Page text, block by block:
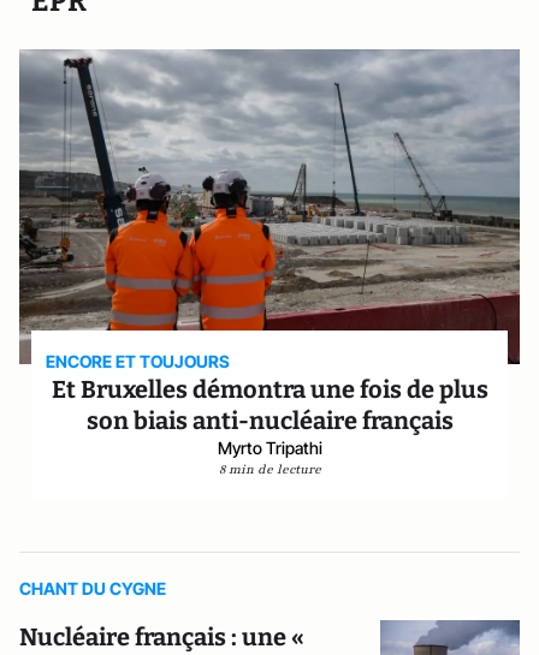
ENCORE ET TOUJOURS
Et Bruxelles démontra une fois de plus
son biais anti-nucléaire français
Myrto Tripathi
8 min de lecture
CHANT DU CYGNE
Nucléaire français : une «